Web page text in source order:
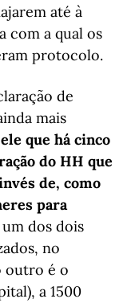
até à
com a qual os
protocolo.
de
mais
que há cinco
do HH que
de, como
para
um dos dois
no
outro é o
a 1500